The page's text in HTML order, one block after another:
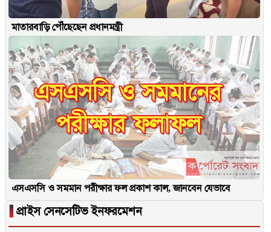
মাতারবাড়ি পৌঁছেছেন প্রধানমন্ত্রী
এসএসসি ও সমমান পরীক্ষার ফল প্রকাশ কাল, জানবেন যেভাবে
▐ প্রাইস সেনসেটিভ ইনফরমেশন